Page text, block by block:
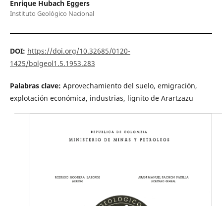
Enrique Hubach Eggers
Instituto Geológico Nacional
DOI: https://doi.org/10.32685/0120-
1425/bolgeol1.5.1953.283
Palabras clave: Aprovechamiento del suelo, emigración,
explotación económica, industrias, lignito de Arartzazu